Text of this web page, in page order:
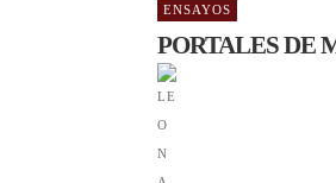
ENSAYOS
PORTALES DE